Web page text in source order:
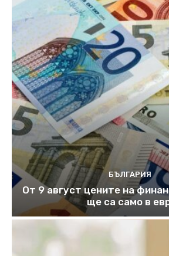
БЪЛГАРИЯ
От 9 август цените на
ще са само в